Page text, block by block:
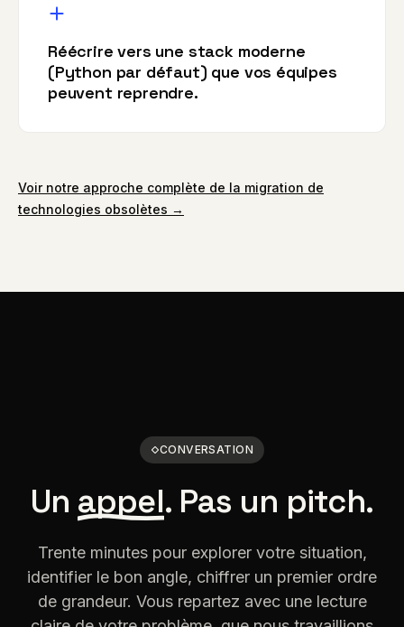
Réécrire vers une stack moderne
(Python par défaut) que vos équipes
peuvent reprendre.
Voir notre approche complète de la migration de
technologies obsolètes →
CONVERSATION
Un appel. Pas un pitch.
Trente minutes pour explorer votre situation,
identifier le bon angle, chiffrer un premier ordre
de grandeur. Vous repartez avec une lecture